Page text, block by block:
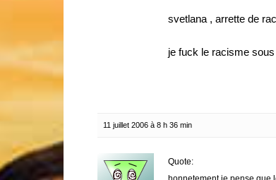
svetlana , arrette de
je fuck le racisme
11 juillet 2006 à 8 h 36 min
Quote: